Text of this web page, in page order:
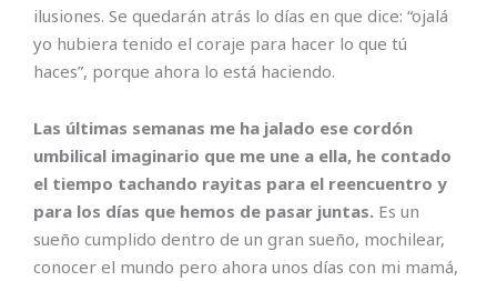
ilusiones. Se quedarán atrás lo días en que dice: “ojalá
yo hubiera tenido el coraje para hacer lo que tú
haces”, porque ahora lo está haciendo.
Las últimas semanas me ha jalado ese cordón
umbilical imaginario que me une a ella, he contado
el tiempo tachando rayitas para el reencuentro y
para los días que hemos de pasar juntas. Es un
sueño cumplido dentro de un gran sueño, mochilear,
conocer el mundo pero ahora unos días con mi mamá,